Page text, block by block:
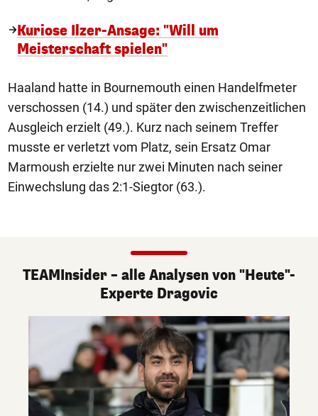
Kuriose Ilzer-Ansage: "Will um
Meisterschaft spielen"
Haaland hatte in Bournemouth einen Handelfmeter
verschossen (14.) und später den zwischenzeitlichen
Ausgleich erzielt (49.). Kurz nach seinem Treffer
musste er verletzt vom Platz, sein Ersatz Omar
Marmoush erzielte nur zwei Minuten nach seiner
Einwechslung das 2:1-Siegtor (63.).
TEAMInsider – alle Analysen von "Heute"-
Experte Dragovic